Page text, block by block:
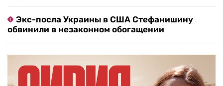
Экс-посла Украины в США Стефанишину
обвинили в незаконном обогащении